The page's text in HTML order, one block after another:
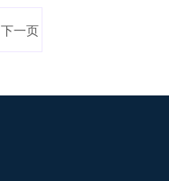
下一页